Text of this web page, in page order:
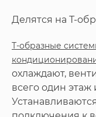
Делятся на Т-
Т-образные
охлаждают,
всего один этаж